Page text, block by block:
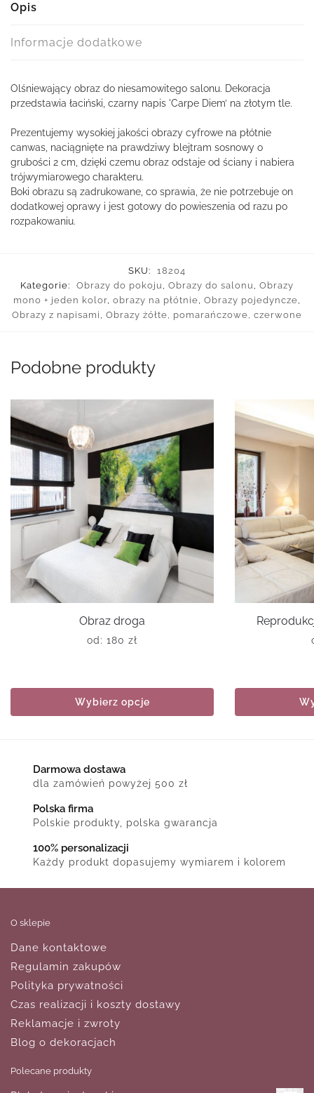
Opis
Informacje dodatkowe
Olśniewający obraz do niesamowitego salonu. Dekoracja
przedstawia łaciński, czarny napis 'Carpe Diem’ na złotym tle.
Prezentujemy wysokiej jakości obrazy cyfrowe na płótnie
canwas, naciągnięte na prawdziwy blejtram sosnowy o
grubości 2 cm, dzięki czemu obraz odstaje od ściany i nabiera
trójwymiarowego charakteru.
Boki obrazu są zadrukowane, co sprawia, że nie potrzebuje on
dodatkowej oprawy i jest gotowy do powieszenia od razu po
rozpakowaniu.
SKU:
18204
Kategorie:
Obrazy do pokoju , Obrazy do salonu , Obrazy
mono + jeden kolor, obrazy na płótnie, Obrazy pojedyncze,
Obrazy z napisami , Obrazy żółte, pomarańczowe, czerwone
Podobne produkty
Obraz droga
od: 180 zł
Wybierz opcje
Darmowa dostawa
dla zamówień powyżej 500 zł
Polska firma
Polskie produkty, polska gwarancja
100% personalizacji
Każdy produkt dopasujemy wymiarem i kolorem
O sklepie
Dane kontaktowe
Regulamin zakupów
Polityka prywatności
Czas realizacji i koszty dostawy
Reklamacje i zwroty
Blog o dekoracjach
Polecane produkty